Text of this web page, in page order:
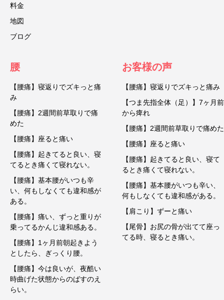
料金
地図
ブログ
腰
【腰痛】寝返りでズキっと痛
み
【腰痛】2週間前草取りで痛
めた
【腰痛】座ると痛い
【腰痛】起きてると良い、寝
てるとき痛くて寝れない。
【腰痛】基本腰がいつも辛
い、何もしなくても違和感が
ある。
【腰痛】痛い、ずっと重りが
乗ってるかんじ違和感ある。
【腰痛】1ヶ月前朝起きよう
としたら、ぎっくり腰。
【腰痛】今は良いが、夜酷い
時曲げた状態からのばすのえ
らい。
お客様の声
【腰痛】寝返りでズキっと痛み
【つま先指全体（足）】7ヶ月前
から痺れ
【腰痛】2週間前草取りで痛めた
【腰痛】座ると痛い
【腰痛】起きてると良い、寝て
るとき痛くて寝れない。
【腰痛】基本腰がいつも辛い、
何もしなくても違和感がある。
【肩こり】ずーと痛い
【尾骨】お尻の骨が出てて座っ
てる時、寝るとき痛い。